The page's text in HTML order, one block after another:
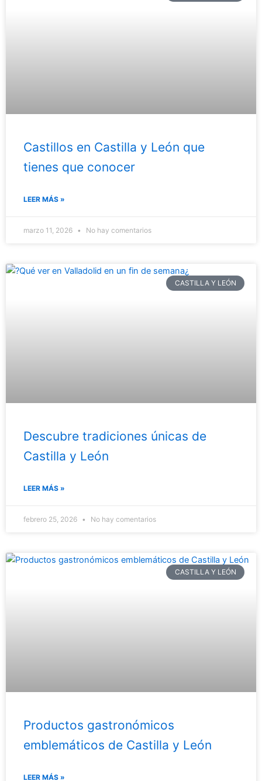
Castillos en Castilla y León que
tienes que conocer
LEER MÁS »
marzo 11, 2026 No hay comentarios
CASTILLA Y LEÓN
Descubre tradiciones únicas de
Castilla y León
LEER MÁS »
febrero 25, 2026 No hay comentarios
CASTILLA Y LEÓN
Productos gastronómicos
emblemáticos de Castilla y León
LEER MÁS »